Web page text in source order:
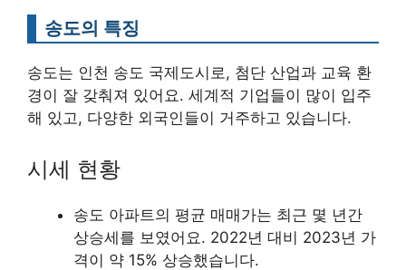
송도의 특징
송도는 인천 송도 국제도시로, 첨단 산업과 교육 환
경이 잘 갖춰져 있어요. 세계적 기업들이 많이 입주
해 있고, 다양한 외국인들이 거주하고 있습니다.
시세 현황
송도 아파트의 평균 매매가는 최근 몇 년간
상승세를 보였어요. 2022년 대비 2023년 가
격이 약 15% 상승했습니다.